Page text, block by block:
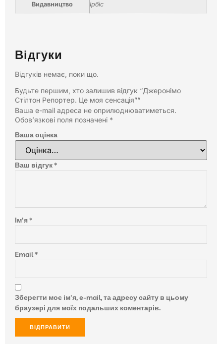
Видавництво Ірбіс
Відгуки
Відгуків немає, поки що.
Будьте першим, хто залишив відгук “Джеронімо
Стілтон Репортер. Це моя сенсація”“
Ваша e-mail адреса не оприлюднюватиметься.
Обов’язкові поля позначені *
Ваша оцінка
Ваш відгук*
Ім'я*
Email*
Зберегти моє ім'я, e-mail, та адресу сайту в цьому
браузері для моїх подальших коментарів.